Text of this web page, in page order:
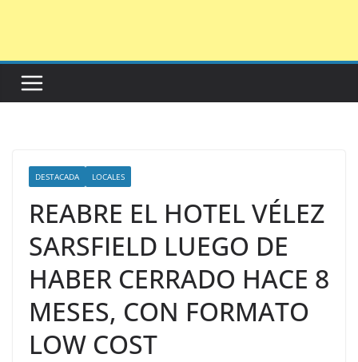
DESTACADA LOCALES
REABRE EL HOTEL VÉLEZ
SARSFIELD LUEGO DE
HABER CERRADO HACE 8
MESES, CON FORMATO
LOW COST